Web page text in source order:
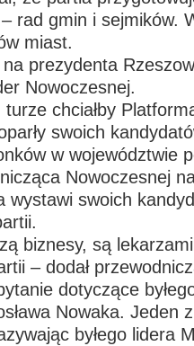
rad gmin i sejmików.
miast.
prezydenta
Nowoczesnej.
chciałby
swoich
w województwie
Nowoczesnej
wystawi swoich
biznesy, są
– dodał
dotyczące
Nowaka. Jeden z
byłego lidera